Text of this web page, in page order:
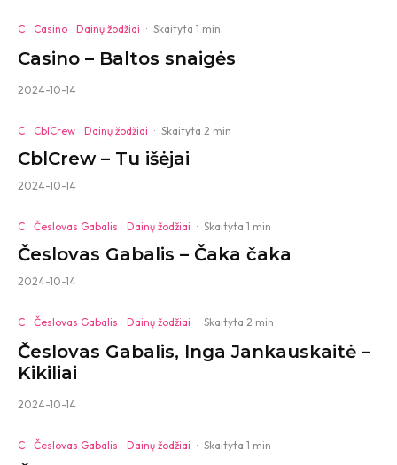
C Casino Dainų žodžiai · Skaityta 1 min
Casino – Baltos snaigės
2024-10-14
C CblCrew Dainų žodžiai · Skaityta 2 min
CblCrew – Tu išėjai
2024-10-14
C Česlovas Gabalis Dainų žodžiai · Skaityta 1 min
Česlovas Gabalis – Čaka čaka
2024-10-14
C Česlovas Gabalis Dainų žodžiai · Skaityta 2 min
Česlovas Gabalis, Inga Jankauskaitė –
Kikiliai
2024-10-14
C Česlovas Gabalis Dainų žodžiai · Skaityta 1 min